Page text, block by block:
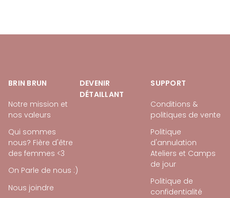
BRIN BRUN
Notre mission et
nos valeurs
Qui sommes
nous? Fière d'être
des femmes <3
On Parle de nous :)
Nous joindre
DEVENIR
DÉTAILLANT
SUPPORT
Conditions &
politiques de vente
Politique
d'annulation
Ateliers et Camps
de jour
Politique de
confidentialité